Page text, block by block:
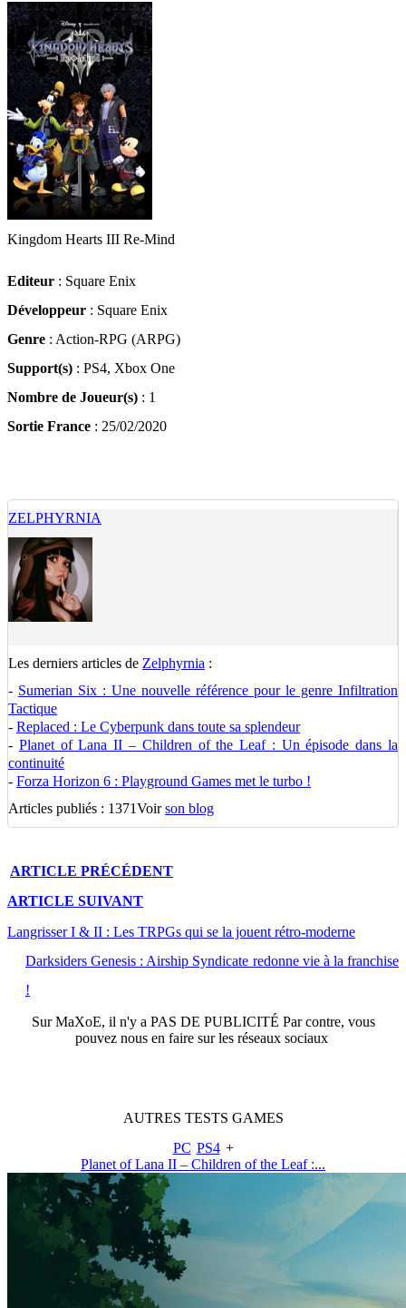
Kingdom Hearts III Re-Mind
Editeur : Square Enix
Développeur : Square Enix
Genre : Action-RPG (ARPG)
Support(s) : PS4, Xbox One
Nombre de Joueur(s) : 1
Sortie France : 25/02/2020
ZELPHYRNIA
Les derniers articles de Zelphyrnia :
- Sumerian Six : Une nouvelle référence pour le genre Infiltration
Tactique
- Replaced : Le Cyberpunk dans toute sa splendeur
- Planet of Lana II – Children of the Leaf : Un épisode dans la
continuité
- Forza Horizon 6 : Playground Games met le turbo !
Articles publiés : 1371Voirson blog
ARTICLE PRÉCÉDENT
ARTICLE SUIVANT
Langrisser I & II : Les TRPGs qui se la jouent rétro-moderne
Darksiders Genesis : Airship Syndicate redonne vie à la franchise
!
SurMaXoE, il n'y a PAS DE PUBLICITÉ Par contre, vous
pouvez nous en faire sur les réseaux sociaux
AUTRES TESTS GAMES
PC PS4 +
Planet of Lana II – Children of the Leaf :...